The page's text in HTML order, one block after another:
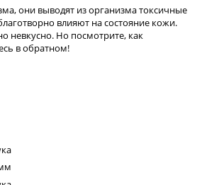
они выводят из организма токсичные
влияют на состояние кожи.
невкусно. Но посмотрите, как
в обратном!